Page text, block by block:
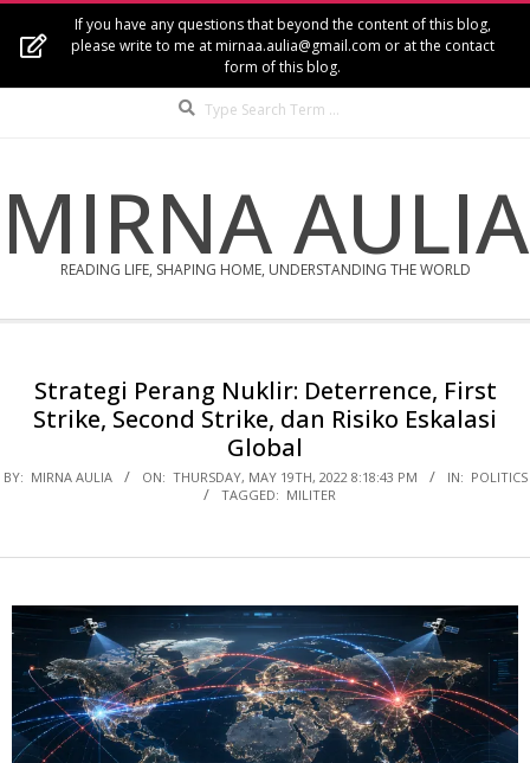
If you have any questions that beyond the content of this blog,
please write to me at mirnaa.aulia@gmail.com or at the contact
form of this blog.
MIRNA AULIA
READING LIFE, SHAPING HOME, UNDERSTANDING THE WORLD
MenuStrategi Perang Nuklir: Deterrence, First
Strike, Second Strike, dan Risiko Eskalasi
Global
BY: MIRNA AULIA ON: THURSDAY, MAY 19TH, 2022 8:18:43 PM IN: POLITICS
TAGGED: MILITER